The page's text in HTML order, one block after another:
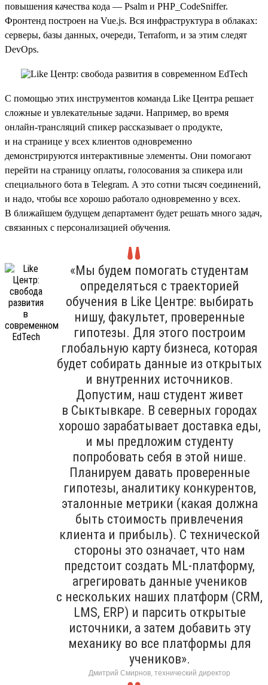
повышения качества кода — Psalm и PHP_CodeSniffer.
Фронтенд построен на Vue.js. Вся инфраструктура в облаках:
серверы, базы данных, очереди, Terraform, и за этим следят
DevOps.
С помощью этих инструментов команда Like Центра решает
сложные и увлекательные задачи. Например, во время
онлайн-трансляций спикер рассказывает о продукте,
и на странице у всех клиентов одновременно
демонстрируются интерактивные элементы. Они помогают
перейти на страницу оплаты, голосования за спикера или
специального бота в Telegram. А это сотни тысяч соединений,
и надо, чтобы все хорошо работало одновременно у всех.
В ближайшем будущем департамент будет решать много задач,
связанных с персонализацией обучения.
«Мы будем помогать студентам
определяться с траекторией
обучения в Like Центре: выбирать
нишу, факультет, проверенные
гипотезы. Для этого построим
глобальную карту бизнеса, которая
будет собирать данные из открытых
и внутренних источников.
Допустим, наш студент живет
в Сыктывкаре. В северных городах
хорошо зарабатывает доставка еды,
и мы предложим студенту
попробовать себя в этой нише.
Планируем давать проверенные
гипотезы, аналитику конкурентов,
эталонные метрики (какая должна
быть стоимость привлечения
клиента и прибыль). С технической
стороны это означает, что нам
предстоит создать ML-платформу,
агрегировать данные учеников
с нескольких наших платформ (CRM,
LMS, ERP) и парсить открытые
источники, а затем добавить эту
механику во все платформы для
учеников».
Дмитрий Смирнов, технический директор